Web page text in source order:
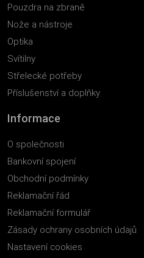
Pouzdra na zbraně
Nože a nástroje
Optika
Svítilny
Střelecké potřeby
Příslušenství a doplňky
Informace
O společnosti
Bankovní spojení
Obchodní podmínky
Reklamační řád
Reklamační formulář
Zásady ochrany osobních údajů
Nastavení cookies